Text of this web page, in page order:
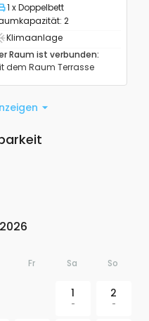
1 x Doppelbett
: 2
verfügbar
Klimaanlage
Raum ist verbunden:
dem Raum Terrasse
Fr Sa So
1
-
2
-